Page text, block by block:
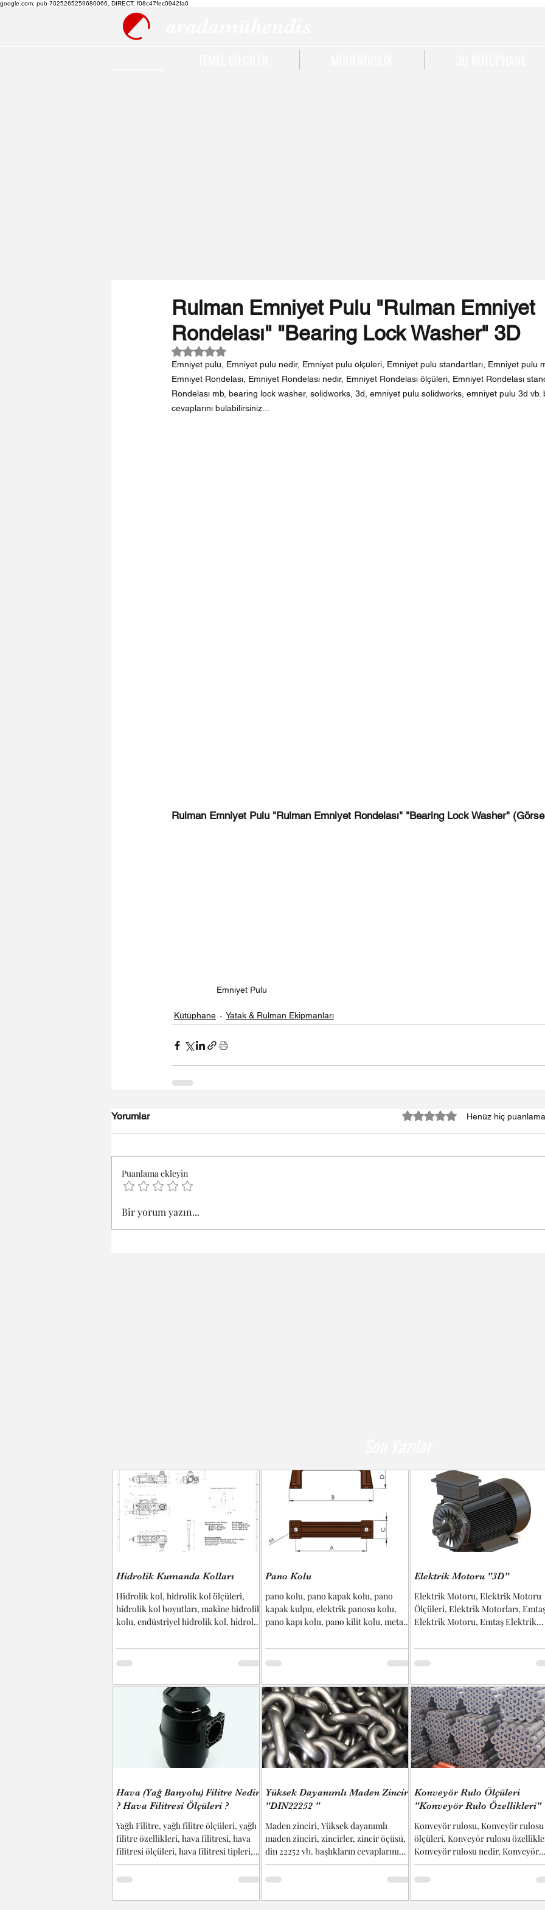
google.com, pub-7025265259680066, DIRECT, f08c47fec0942fa0
Rulman Emniyet Pulu "Rulman Emniyet
Rondelası" "Bearing Lock Washer" 3D
5 üzerinden NaN yıldız
Emniyet pulu, Emniyet pulu nedir, Emniyet pulu ölçüleri, Emniyet pulu standartları, Emniyet pulu
Emniyet Rondelası, Emniyet Rondelası nedir, Emniyet Rondelası ölçüleri, Emniyet Rondelası
Rondelası mb, bearing lock washer, solidworks, 3d, emniyet pulu solidworks, emniyet pulu 3d vb.
cevaplarını bulabilirsiniz...
Rulman Emniyet Pulu "Rulman Emniyet Rondelası" "Bearing Lock Washer"
Emniyet Pulu
Kütüphane Yatak & Rulman Ekipmanları
Yorumlar 5 üzerinden 0 yıldızHenüz hiç
Puanlama ekleyin
Bir yorum yazın...
Hidrolik Kumanda Kolları
Hidrolik kol, hidrolik kol ölçüleri,
hidrolik kol boyutları, makine hidrolik
kolu, endüstriyel hidrolik kol, hidrolik
kol fiyatları, hidrolik kol çeşitleri,
hidrolik kol teknik çizim vb.
Pano Kolu
pano kolu, pano kapak kolu, pano
kapak kulpu, elektrik panosu kolu,
pano kapı kolu, pano kilit kolu, metal
ölçüleri vb. başlıkların cevaplarını
bulabilirsiniz... Kullanılan kilit
erişimini kolaylaştırmak amacıyla
kapaklara kulp montajı yapılmaktadır.
Bu kulplar sayesinde kapaklar güvenli
bir şekilde tutulabilir ve kontrollü
şekilde açılıp kapatılabilir. Ergonomik
tasarım sayesinde operatör
müdahalesi ko
Elektrik Motoru "3D"
Elektrik Motoru, Elektrik Motoru
Ölçüleri, Elektrik Motorları,
Elektrik Motoru, Emtaş Elektrik
Hava (Yağ Banyolu) Filitre Nedir
? Hava Filitresi Ölçüleri ?
Yağlı Filitre, yağlı filitre ölçüleri, yağlı
filitre özellikleri, hava filitresi, hava
filitresi ölçüleri, hava filitresi tipleri,
hava...
Yüksek Dayanımlı Maden Zinciri
"DIN22252 "
Maden zinciri, Yüksek dayanımlı
maden zinciri, zincirler, zincir öçüsü,
din 22252 vb. başlıkların cevaplarını
bulabilirsiniz... DIN 22252...
Konveyör Rulo Ölçüleri
"Konveyör Rulo Özellikleri"
Konveyör rulosu, Konveyör rulosu
ölçüleri, Konveyör rulosu
Konveyör rulosu nedir, Konveyör
rulosu çapı, Konveyör rulosu...